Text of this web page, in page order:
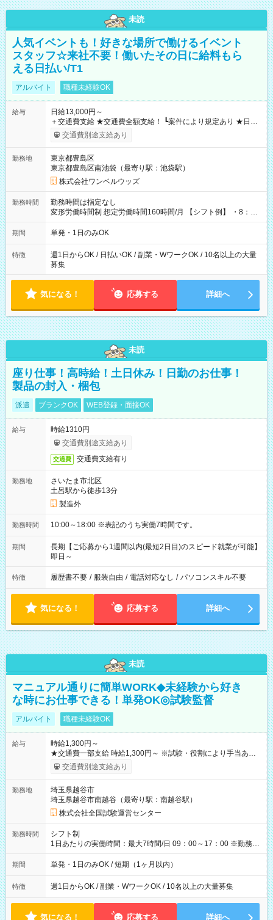
未読
人気イベントも！好きな場所で働けるイベント
スタッフ☆来社不要！働いたその日に給料もら
える日払い/T1
アルバイト 職種未経験OK
給与
日給13,000円～
＋交通費支給 ★交通費全額支給！ ┗案件により規定あり ★日払
いOK！（規定あり） ┗働いたその日に現金GET♪ お仕事後はコ
ンビニATMから 日払い分を引き落とせます！ 【試用期間】試
交通費別途支給あり
勤務地
東京都豊島区
東京都豊島区南池袋（最寄り駅：池袋駅）
株式会社ワンベルウッズ
勤務時間
勤務時間は指定なし
変形労働時間制 想定労働時間160時間/月 【シフト例】 ・8：00
～21：00
期間 単発・1日のみOK
特徴
週1日からOK / 日払いOK / 副業・WワークOK / 10名以上の大量
募集
気になる！ 応募する 詳細へ
未読
座り仕事！高時給！土日休み！日勤のお仕事！
製品の封入・梱包
派遣 ブランクOK WEB登録・面接OK
給与
時給1310円
交通費別途支給あり
交通費 交通費支給有り
勤務地
さいたま市北区
土呂駅から徒歩13分
製造外
勤務時間 10:00～18:00 ※表記のうち実働7時間です。
期間
長期【ご応募から1週間以内(最短2日目)のスピード就業が可能】
即日～
特徴 履歴書不要 / 服装自由 / 電話対応なし / パソコンスキル不要
気になる！ 応募する 詳細へ
未読
マニュアル通りに簡単WORK◆未経験から好き
な時にお仕事できる！単発OK◎試験監督
アルバイト 職種未経験OK
給与
時給1,300円～
★交通費一部支給 時給1,300円～ ※試験・役割により手当あり
※勤務回数により昇給あり 【即給（前払い）オプションあ
り！】 希望される場合、勤務から1週間ほどで給与の一部を受け
例】 ・河合塾模擬試験 8:30～17:30（休憩1時間） 時給1,300円
×8時間＝日収10,400円＋交通費 ※当日の役割により時給＋100
円の場合あり ・国家試験 7:00～13:30（休憩なし） 時給1,300
円（役割手当＋100円）×6時間＝日収8,400円＋交通費 【試用期
間】試用期間なし
交通費別途支給あり
勤務地
埼玉県越谷市
埼玉県越谷市南越谷（最寄り駅：南越谷駅）
株式会社全国試験運営センター
勤務時間
シフト制
1日あたりの実働時間：最大7時間/日 09：00～17：00 ※勤務時
間は 試験により異なります。
期間 単発・1日のみOK / 短期（1ヶ月以内）
特徴 週1日からOK / 副業・WワークOK / 10名以上の大量募集
気になる！ 応募する 詳細へ